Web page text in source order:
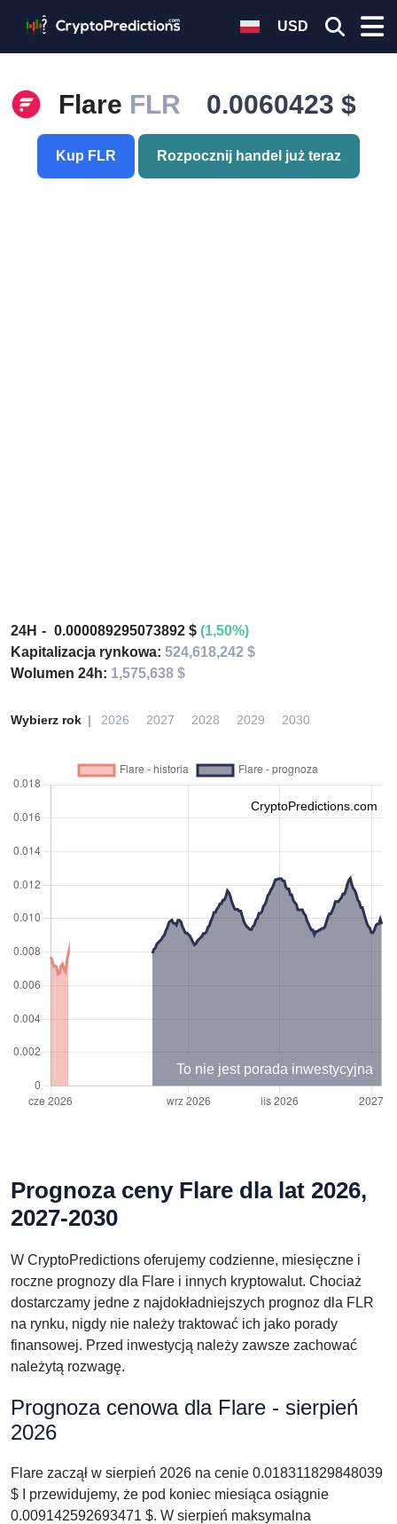
USD
Flare FLR 0.0060423 $
Kup FLR Rozpocznij handel już teraz
24H 0.000089295073892 $ (1,50%)
Kapitalizacja rynkowa: 524,618,242 $
Wolumen 24h: 1,575,638 $
Wybierz rok 2026 2027 2028 2029 2030
CryptoPredictions.com
To nie jest porada inwestycyjna
Prognoza ceny Flare dla lat 2026,
2027-2030
W CryptoPredictions oferujemy codzienne, miesięczne i
roczne prognozy dla Flare i innych kryptowalut. Chociaż
dostarczamy jedne z najdokładniejszych prognoz dla FLR
na rynku, nigdy nie należy traktować ich jako porady
finansowej. Przed inwestycją należy zawsze zachować
należytą rozwagę.
Prognoza cenowa dla Flare - sierpień
2026
Flare zaczął w sierpień 2026 na cenie 0.018311829848039
$ I przewidujemy, że pod koniec miesiąca osiągnie
0.009142592693471 $. W sierpień maksymalna